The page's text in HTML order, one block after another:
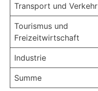
Transport und Verkehr
Tourismus und
Freizeitwirtschaft
Industrie
Summe